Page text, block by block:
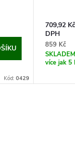
Kód: 0429
709,92
DPH
859 Kč
SKLADEM
více jak 5